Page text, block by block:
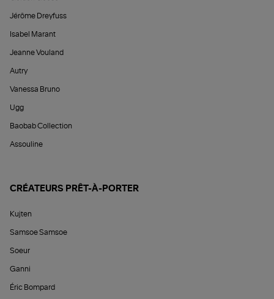
Jérôme Dreyfuss
Isabel Marant
Jeanne Vouland
Autry
Vanessa Bruno
Ugg
Baobab Collection
Assouline
CRÉATEURS PRÊT-À-PORTER
Kujten
Samsoe Samsoe
Soeur
Ganni
Éric Bompard